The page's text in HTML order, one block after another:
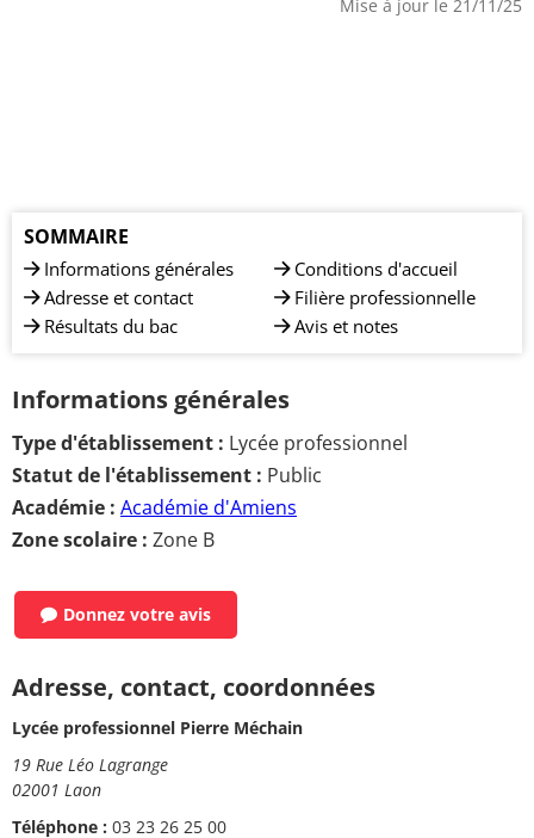
Mise à jour le 21/11/25
SOMMAIRE
Informations générales
Adresse et contact
Résultats du bac
Conditions d'accueil
Filière professionnelle
Avis et notes
Informations générales
Type d'établissement : Lycée professionnel
Statut de l'établissement : Public
Académie : Académie d'Amiens
Zone scolaire : Zone B
Donnez votre avis
Adresse, contact, coordonnées
Lycée professionnel Pierre Méchain
19 Rue Léo Lagrange
02001 Laon
Téléphone : 03 23 26 25 00